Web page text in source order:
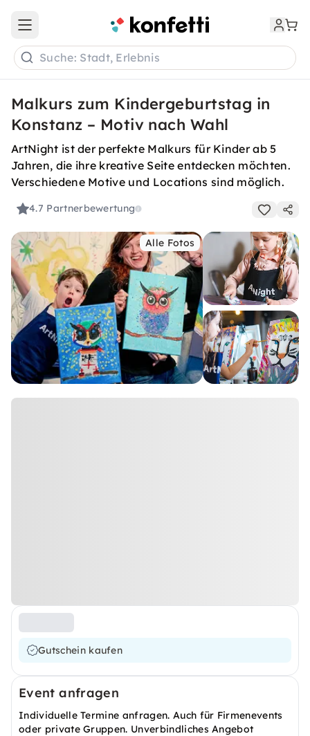
Open main menu
Suche: Stadt, Erlebnis
Malkurs zum Kindergeburtstag in
Konstanz – Motiv nach Wahl
ArtNight ist der perfekte Malkurs für Kinder ab 5
Jahren, die ihre kreative Seite entdecken möchten.
Verschiedene Motive und Locations sind möglich.
4.7 Partnerbewertung
Alle Fotos
Gutschein kaufen
Event anfragen
Individuelle Termine anfragen. Auch für Firmenevents
oder private Gruppen. Unverbindliches Angebot